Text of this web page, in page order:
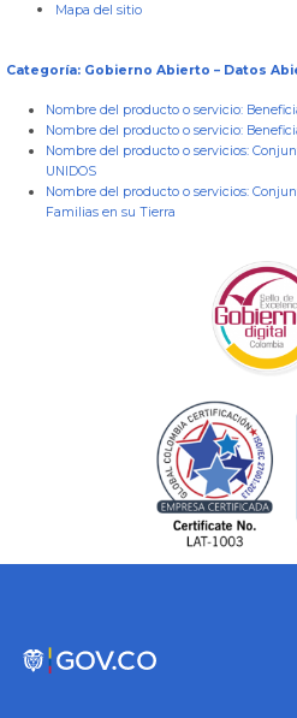
Mapa del sitio
Categoría: Gobierno Abierto – Datos
Nombre del producto o servicio:
Nombre del producto o servicio:
Nombre del producto o servicios:
UNIDOS
Nombre del producto o servicios:
Familias en su Tierra